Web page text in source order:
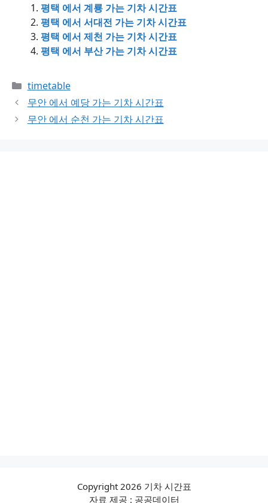
평택 에서 계룡 가는 기차 시간표
평택 에서 서대전 가는 기차 시간표
평택 에서 제천 가는 기차 시간표
평택 에서 부산 가는 기차 시간표
Categories
timetable
무안 에서 예당 가는 기차 시간표
무안 에서 순천 가는 기차 시간표
Copyright 2026 기차 시간표
자료 제공 : 공공데이터